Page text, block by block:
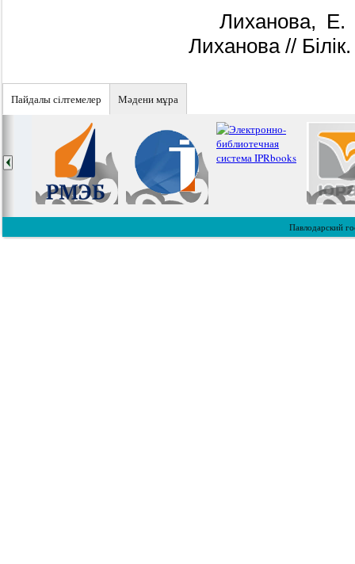
Лиханова, Е.
Лиханова //
Пайдалы сiлтемелер Мәдени мұра
Павлодарский